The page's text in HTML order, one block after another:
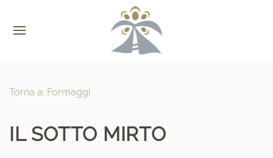
Torna a: Formaggi
IL SOTTO MIRTO